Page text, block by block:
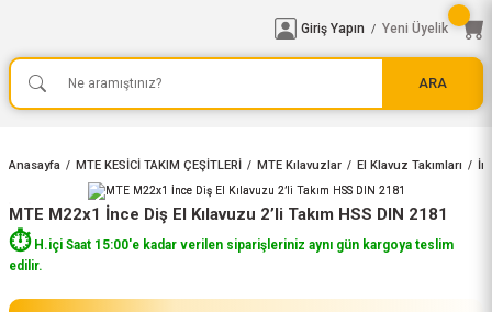
ARA
Giriş Yapın / Yeni Üyelik
Anasayfa MTE KESİCİ TAKIM ÇEŞİTLERİ MTE Kılavuzlar El Klavuz Takımları
MTE M22x1 İnce Diş El Kılavuzu 2’li Takım HSS DIN 2181
⏱️H.içi Saat 15:00'e kadar verilen siparişleriniz aynı gün kargoya teslim
edilir.